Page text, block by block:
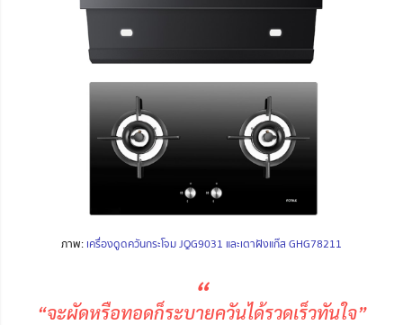
ภาพ: เครื่องดูดควันกระโจม JQG9031 และเตาฝังแก๊ส GHG78211
“
“จะผัดหรือทอดก็ระบายควันได้รวดเร็วทันใจ”